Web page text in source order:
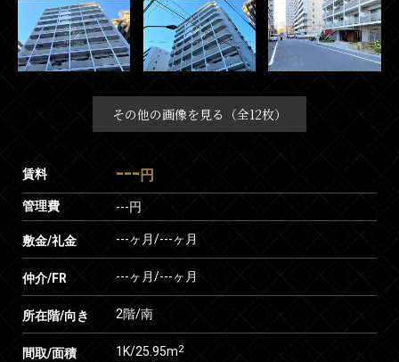
その他の画像を見る（全12枚）
賃料 --- 円
管理費 ---円
敷金/礼金 ---ヶ月/---ヶ月
仲介/FR ---ヶ月/---ヶ月
所在階/向き 2階/南
間取/面積 1K/25.95m2